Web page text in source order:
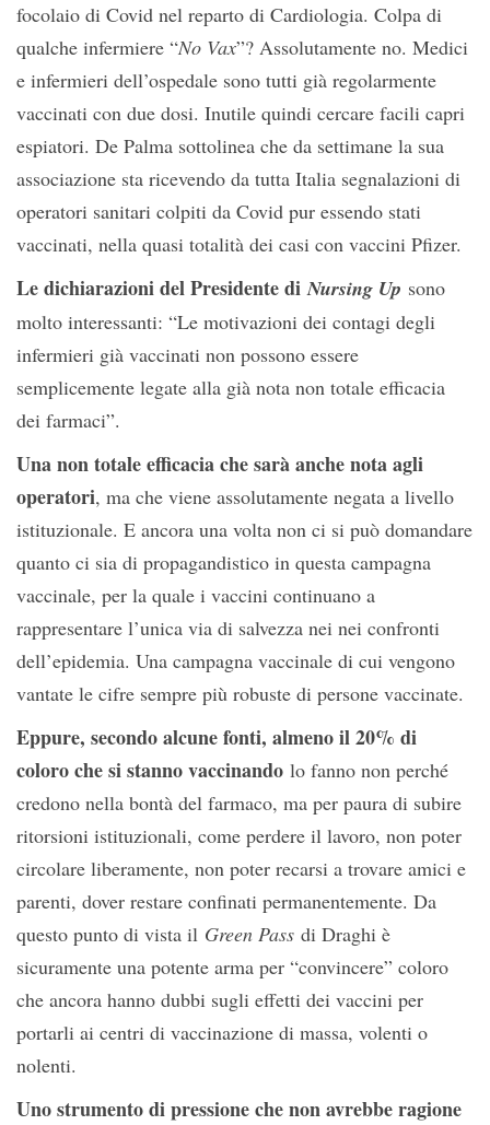
focolaio di Covid nel reparto di Cardiologia. Colpa di
qualche infermiere “No Vax”? Assolutamente no. Medici
e infermieri dell’ospedale sono tutti già regolarmente
vaccinati con due dosi. Inutile quindi cercare facili capri
espiatori. De Palma sottolinea che da settimane la sua
associazione sta ricevendo da tutta Italia segnalazioni di
operatori sanitari colpiti da Covid pur essendo stati
vaccinati, nella quasi totalità dei casi con vaccini Pfizer.
Le dichiarazioni del Presidente diNursing Up sono
molto interessanti: “Le motivazioni dei contagi degli
infermieri già vaccinati non possono essere
semplicemente legate alla già nota non totale efficacia
dei farmaci”.
Una non totale efficacia che sarà anche nota agli
operatori, ma che viene assolutamente negata a livello
istituzionale. E ancora una volta non ci si può domandare
quanto ci sia di propagandistico in questa campagna
vaccinale, per la quale i vaccini continuano a
rappresentare l’unica via di salvezza nei nei confronti
dell’epidemia. Una campagna vaccinale di cui vengono
vantate le cifre sempre più robuste di persone vaccinate.
Eppure, secondo alcune fonti, almeno il 20% di
coloro che si stanno vaccinando lo fanno non perché
credono nella bontà del farmaco, ma per paura di subire
ritorsioni istituzionali, come perdere il lavoro, non poter
circolare liberamente, non poter recarsi a trovare amici e
parenti, dover restare confinati permanentemente. Da
questo punto di vista il Green Pass di Draghi è
sicuramente una potente arma per “convincere” coloro
che ancora hanno dubbi sugli effetti dei vaccini per
portarli ai centri di vaccinazione di massa, volenti o
nolenti.
Uno strumento di pressione che non avrebbe ragione